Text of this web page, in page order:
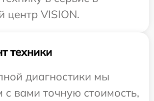
центр VISION.
техники
диагностики мы
с вами точную стоимость,